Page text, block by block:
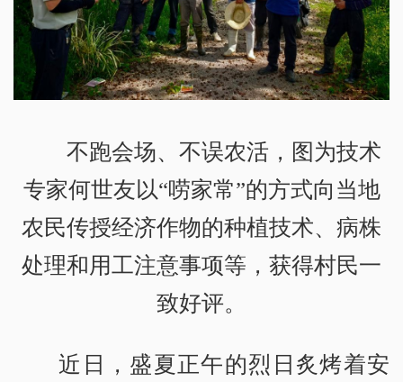
不跑会场、不误农活，图为技术
专家何世友以“唠家常”的方式向当地
农民传授经济作物的种植技术、病株
处理和用工注意事项等，获得村民一
致好评。
近日，盛夏正午的烈日炙烤着安